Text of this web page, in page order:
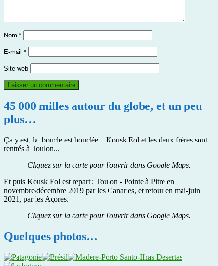
Nom *
E-mail *
Site web
45 000 milles autour du globe, et un peu
plus…
Ça y est, la boucle est bouclée... Kousk Eol et les deux frères sont
rentrés à Toulon...
Cliquez sur la carte pour l'ouvrir dans Google Maps.
Et puis Kousk Eol est reparti: Toulon - Pointe à Pitre en
novembre/décembre 2019 par les Canaries, et retour en mai-juin
2021, par les Açores.
Cliquez sur la carte pour l'ouvrir dans Google Maps.
Quelques photos…